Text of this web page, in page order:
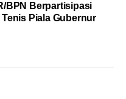
BPN Berpartisipasi
Piala Gubernur